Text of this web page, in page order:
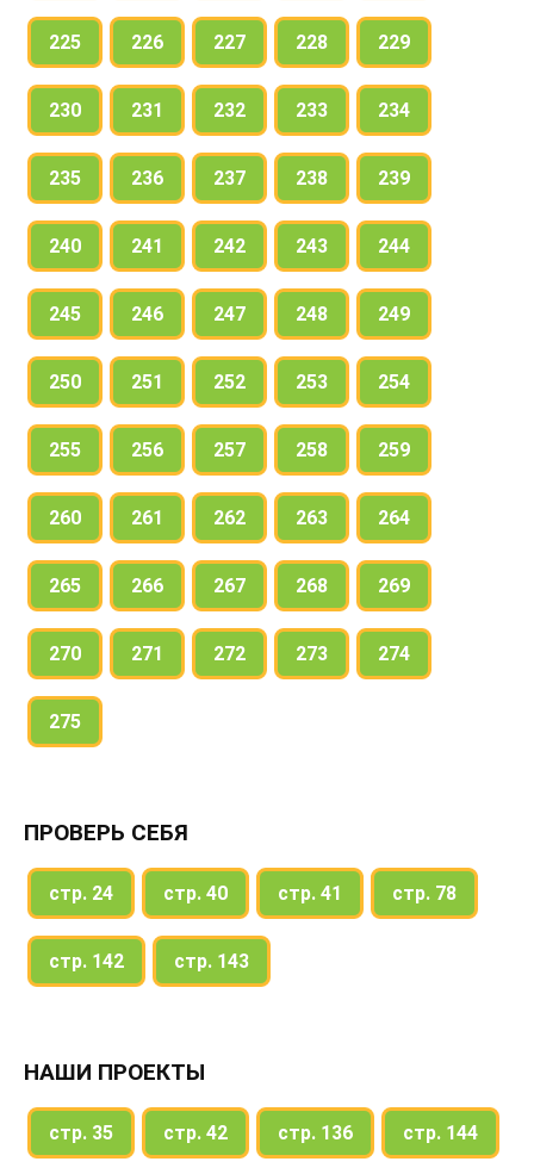
225 226 227 228 229
230 231 232 233 234
235 236 237 238 239
240 241 242 243 244
245 246 247 248 249
250 251 252 253 254
255 256 257 258 259
260 261 262 263 264
265 266 267 268 269
270 271 272 273 274
275
ПРОВЕРЬ СЕБЯ
стр. 24 стр. 40 стр. 41 стр. 78
стр. 142 стр. 143
НАШИ ПРОЕКТЫ
стр. 35 стр. 42 стр. 136 стр. 144